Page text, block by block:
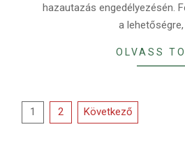
hazautazás engedélyezésén.
a
OLVASS
Bejegyzések
1 2 Következő